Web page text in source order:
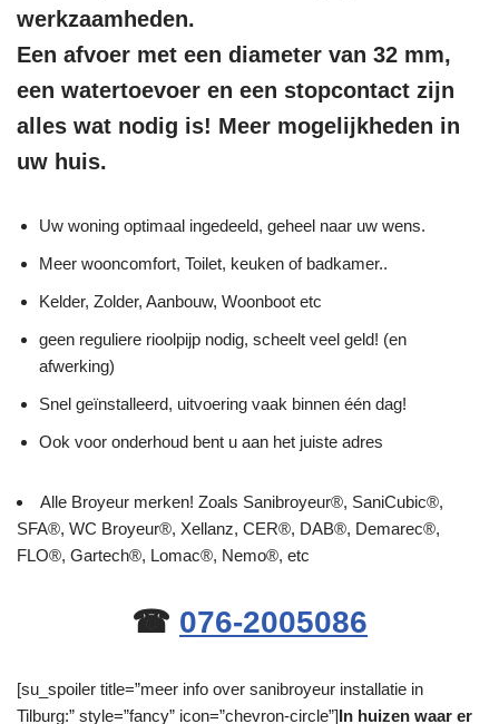
werkzaamheden.
Een afvoer met een diameter van 32 mm,
een watertoevoer en een stopcontact zijn
alles wat nodig is! Meer mogelijkheden in
uw huis.
Uw woning optimaal ingedeeld, geheel naar uw wens.
Meer wooncomfort, Toilet, keuken of badkamer..
Kelder, Zolder, Aanbouw, Woonboot etc
geen reguliere rioolpijp nodig, scheelt veel geld! (en
afwerking)
Snel geïnstalleerd, uitvoering vaak binnen één dag!
Ook voor onderhoud bent u aan het juiste adres
Alle Broyeur merken! Zoals Sanibroyeur®, SaniCubic®,
SFA®, WC Broyeur®, Xellanz, CER®, DAB®, Demarec®,
FLO®, Gartech®, Lomac®, Nemo®, etc
☎ 076-2005086
[su_spoiler title=”meer info over sanibroyeur installatie in
Tilburg:” style=”fancy” icon=”chevron-circle”]In huizen waar er